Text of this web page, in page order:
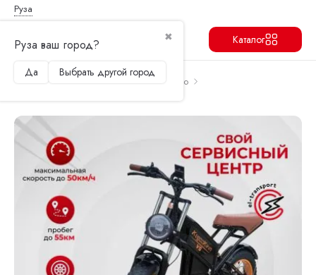
Руза
✖
Руза ваш город?
Да Выбрать другой город
Каталог
Главная Электровелосипеды
Kugoo
Продолжить Перейти в корзину